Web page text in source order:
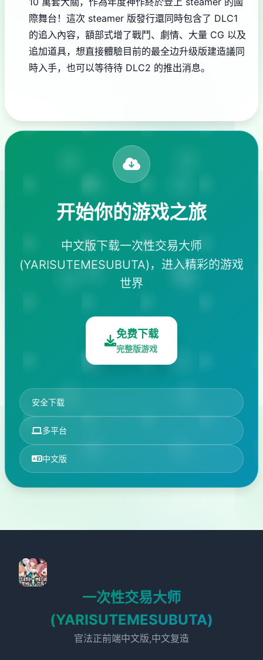
際舞台！這次 steamer 版發行還同時包含了 DLC1
的追入內容，額部式增了戰鬥、劇情、大量 CG 以及
追加道具，想直接體驗目前的最全边升级版建造議同
時入手，也可以等待待 DLC2 的推出消息。
开始你的游戏之旅
中文版下载一次性交易大师
(YARISUTEMESUBUTA)，进入精彩的游戏
世界
免费下载
完整版游戏
安全下载
多平台
中文版
一次性交易大师
(YARISUTEMESUBUTA)
官法正前端中文版,中文复造